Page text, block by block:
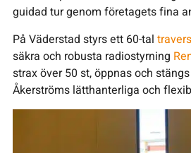
guidad tur genom företagets fina
På Väderstad styrs ett 60-tal
säkra och robusta radiostyrning
strax över 50 st, öppnas och
Åkerströms lätthanterliga och